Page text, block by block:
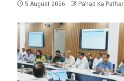
5 August 2026 Pahad Ka Pathar